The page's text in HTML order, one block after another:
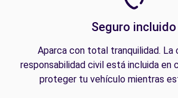
Seguro incluido
Aparca con total tranquilidad. La
responsabilidad civil está incluida en
proteger tu vehículo mientras